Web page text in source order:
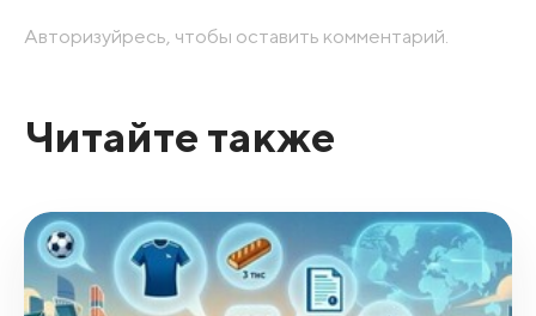
Авторизуйресь, чтобы оставить комментарий.
Читайте также